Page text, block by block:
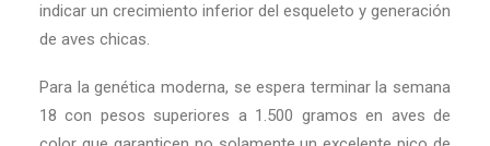
indicar un crecimiento inferior del esqueleto y generación
de aves chicas.
Para la genética moderna, se espera terminar la semana
18 con pesos superiores a 1.500 gramos en aves de